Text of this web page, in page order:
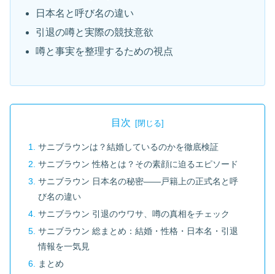
日本名と呼び名の違い
引退の噂と実際の競技意欲
噂と事実を整理するための視点
目次
サニブラウンは？結婚しているのかを徹底検証
サニブラウン 性格とは？その素顔に迫るエピソード
サニブラウン 日本名の秘密――戸籍上の正式名と呼
び名の違い
サニブラウン 引退のウワサ、噂の真相をチェック
サニブラウン 総まとめ：結婚・性格・日本名・引退
情報を一気見
まとめ